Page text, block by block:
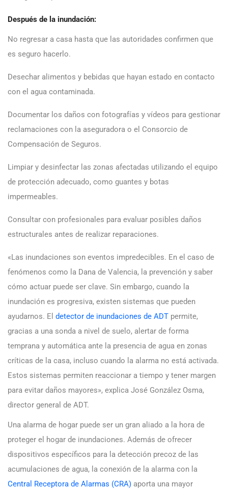
Después de la inundación:
No regresar a casa hasta que las autoridades confirmen que
es seguro hacerlo.
Desechar alimentos y bebidas que hayan estado en contacto
con el agua contaminada.
Documentar los daños con fotografías y vídeos para gestionar
reclamaciones con la aseguradora o el Consorcio de
Compensación de Seguros.
Limpiar y desinfectar las zonas afectadas utilizando el equipo
de protección adecuado, como guantes y botas
impermeables.
Consultar con profesionales para evaluar posibles daños
estructurales antes de realizar reparaciones.
«Las inundaciones son eventos impredecibles. En el caso de
fenómenos como la Dana de Valencia, la prevención y saber
cómo actuar puede ser clave. Sin embargo, cuando la
inundación es progresiva, existen sistemas que pueden
ayudarnos. El detector de inundaciones de ADT permite,
gracias a una sonda a nivel de suelo, alertar de forma
temprana y automática ante la presencia de agua en zonas
críticas de la casa, incluso cuando la alarma no está activada.
Estos sistemas permiten reaccionar a tiempo y tener margen
para evitar daños mayores», explica José González Osma,
director general de ADT.
Una alarma de hogar puede ser un gran aliado a la hora de
proteger el hogar de inundaciones. Además de ofrecer
dispositivos específicos para la detección precoz de las
acumulaciones de agua, la conexión de la alarma con la
Central Receptora de Alarmas (CRA) aporta una mayor